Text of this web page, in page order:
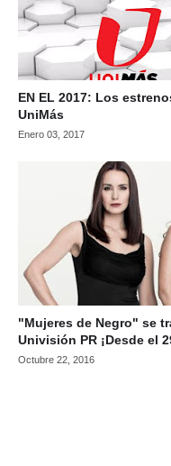
EN EL 2017: Los
UniMás
Enero 03, 2017
"Mujeres de Negro" se
Univisión PR ¡Desde el
Octubre 22, 2016